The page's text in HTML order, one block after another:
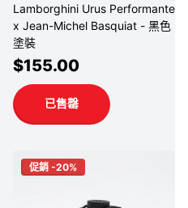
Lamborghini Urus Performante
x Jean-Michel Basquiat - 黑色
塗裝
$155.00
已售罄
促銷 -20%